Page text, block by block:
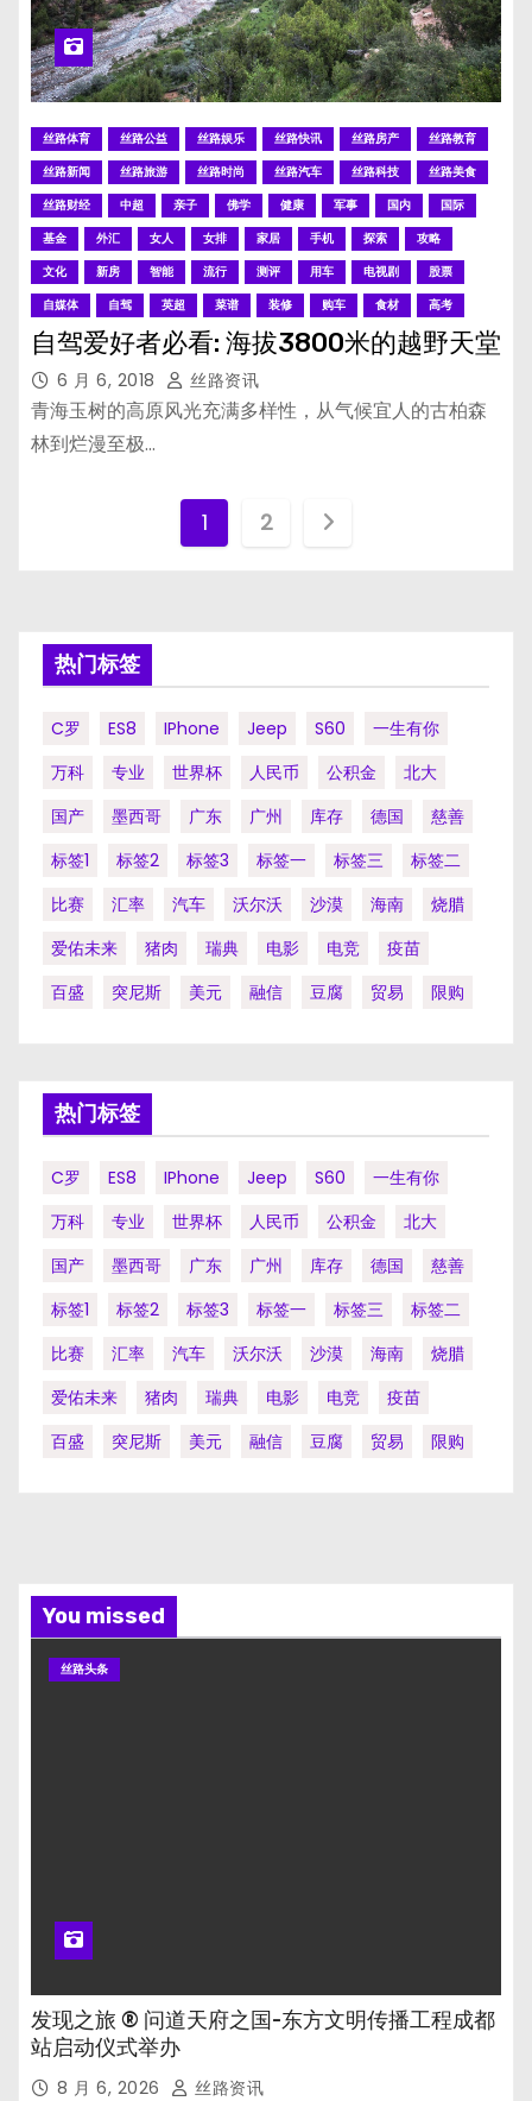
丝路体育 丝路公益 丝路娱乐 丝路快讯 丝路房产
丝路教育
丝路新闻
丝路旅游 丝路时尚 丝路汽车 丝路科技
丝路美食
丝路财经
中超 亲子 佛学 健康 军事 国内
国际
基金
外汇 女人 女排 家居 手机 探索
攻略
文化
新房 智能 流行 测评 用车 电视剧
股票
自媒体
自驾 英超 菜谱 装修 购车 食材 高考
自驾爱好者必看: 海拔3800米的越野天堂
6 月 6, 2018 丝路资讯
青海玉树的高原风光充满多样性，从气候宜人的古柏森
林到烂漫至极…
文1 2
热门标签
C罗 ES8 IPhone Jeep S60
一生有你
万科
专业 世界杯 人民币 公积金
北大
国产
墨西哥 广东 广州 库存 德国
慈善
标签1
标签2 标签3 标签一 标签三
标签二
比赛
汇率 汽车 沃尔沃 沙漠 海南
烧腊
爱佑未来
猪肉 瑞典 电影 电竞
疫苗
百盛
突尼斯 美元 融信 豆腐 贸易 限购
热门标签
C罗 ES8 IPhone Jeep S60
一生有你
万科
专业 世界杯 人民币 公积金
北大
国产
墨西哥 广东 广州 库存 德国
慈善
标签1
标签2 标签3 标签一 标签三
标签二
比赛
汇率 汽车 沃尔沃 沙漠 海南
烧腊
爱佑未来
猪肉 瑞典 电影 电竞
疫苗
百盛
突尼斯 美元 融信 豆腐 贸易 限购
You missed
丝路头条
发现之旅 ® 问道天府之国-东方文明传播工程成都
站启动仪式举办
8 月 6, 2026 丝路资讯